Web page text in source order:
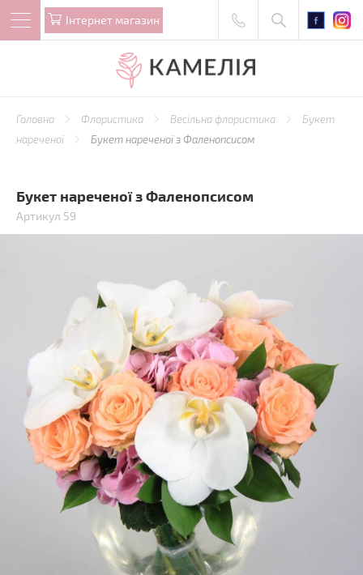
Iнтернет магазин
Головна Флористика Весільна флористика
Букет
нареченої
Букет нареченої з Фаленопсисом
Букет нареченої з Фаленопсисом
Артикул 59